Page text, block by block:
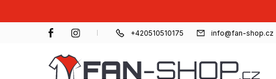
+420510510175 info@fan-shop.cz